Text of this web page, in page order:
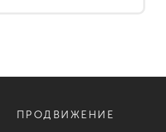
ПРОДВИЖЕНИЕ